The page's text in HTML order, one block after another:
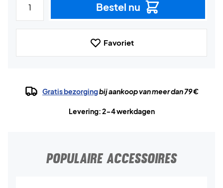
Bestel nu
Favoriet
Gratis bezorgingbij aankoop van meer dan 79 €
Levering: 2-4 werkdagen
POPULAIRE ACCESSOIRES